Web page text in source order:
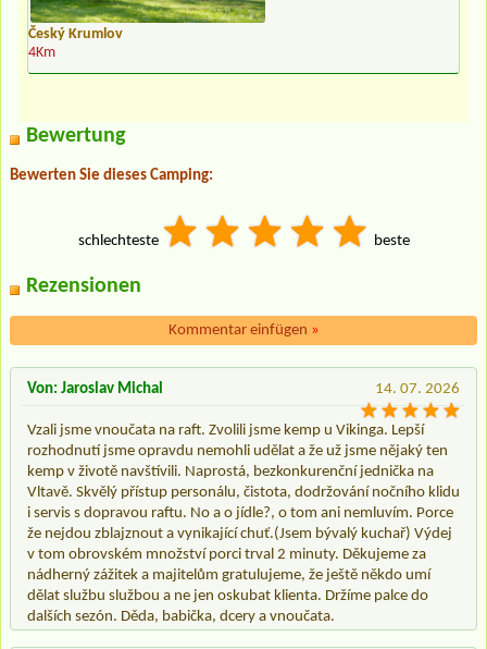
Český Krumlov
4Km
Bewertung
Bewerten Sie dieses Camping:
schlechteste beste
Rezensionen
Kommentar einfügen »
14. 07. 2026
Von: Jaroslav Michal
Vzali jsme vnoučata na raft. Zvolili jsme kemp u Vikinga. Lepší
rozhodnutí jsme opravdu nemohli udělat a že už jsme nějaký ten
kemp v životě navštívili. Naprostá, bezkonkurenční jednička na
Vltavě. Skvělý přístup personálu, čistota, dodržování nočního klidu
i servis s dopravou raftu. No a o jídle?, o tom ani nemluvím. Porce
že nejdou zblajznout a vynikající chuť.(Jsem bývalý kuchař) Výdej
v tom obrovském množství porci trval 2 minuty. Děkujeme za
nádherný zážitek a majitelům gratulujeme, že ještě někdo umí
dělat službu službou a ne jen oskubat klienta. Držíme palce do
dalších sezón. Děda, babička, dcery a vnoučata.